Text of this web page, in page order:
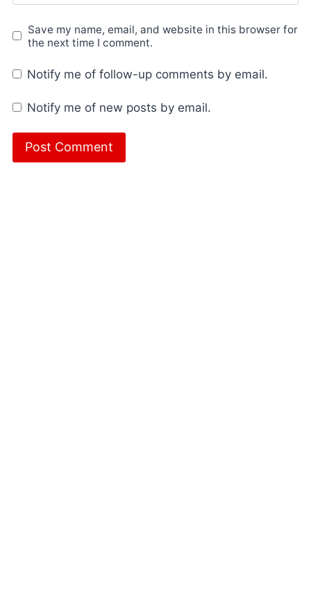
Save my name, email, and website in this browser for
the next time I comment.
Notify me of follow-up comments by email.
Notify me of new posts by email.